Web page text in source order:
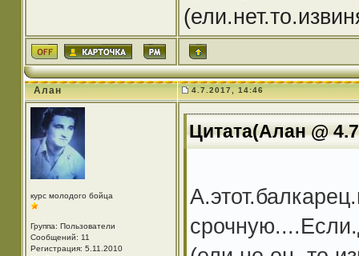
Алан 4.7.2017, 14:46
курс молодого бойца
Группа: Пользователи
Сообщений: 11
Регистрация: 5.11.2010
Цитата(Алан @